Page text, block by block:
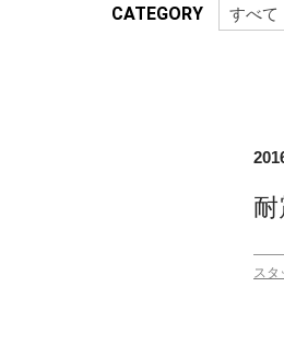
CATEGORY
スタ